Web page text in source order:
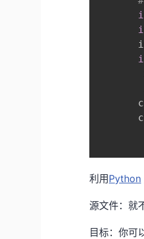
利用 Python
源文件：就
目标：你可